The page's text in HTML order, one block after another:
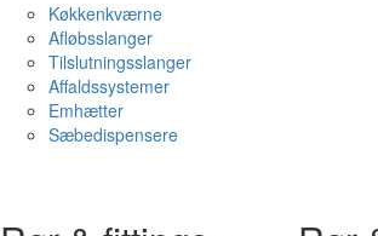
Køkkenkværne
Afløbsslanger
Tilslutningsslanger
Affaldssystemer
Emhætter
Sæbedispensere